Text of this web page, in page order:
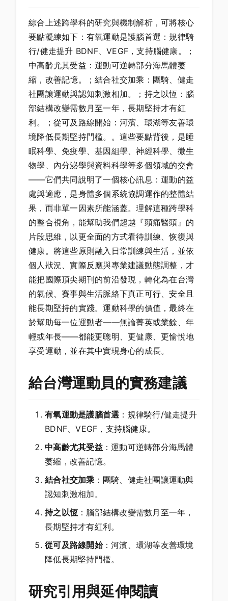
綜合上述跨學科的研究與機制解析，可將核心
要點凝練如下：有氧運動是護腦首選：規律騎
行/健走提升 BDNF、VEGF，支持腦健康。；
中高齡尤其受益：運動可逆轉部分海馬體萎
縮，改善記憶。；結合社交加乘：團騎、健走
社團讓運動與認知刺激相加。；持之以恆：腦
部結構改變需數月至一年，長期堅持才有紅
利。；從可及路線開始：河濱、環湖等友善環
境降低長期堅持門檻。。這些要點背後，是睡
眠科學、免疫學、基因組學、神經科學、微生
物學、內分泌學與資料科學等多個領域的交會
——它們共同說明了一個核心訊息：運動的益
處與適應，是身體多個系統協調運作的整體結
果，而非單一因素所能涵蓋。理解這種跨學科
的整合視角，能幫助我們超越『頭痛醫頭』的
片段思維，以更全面的方式看待訓練、恢復與
健康。將這些原則融入日常訓練與生活，並依
個人狀況、實際反應與專業建議動態調整，才
能把國際頂尖期刊的前沿發現，轉化為在台灣
的氣候、賽事與生活脈絡下真正可行、安全且
能長期堅持的實踐。運動科學的價值，最終在
於幫助每一位運動者——無論菁英或業餘、年
輕或年長——都能更聰明、更健康、更愉悅地
享受運動，並在其中實現身心的成長。
給台灣運動員的實務建議
有氧運動是護腦首選 ：規律騎行/健走提升
BDNF、VEGF，支持腦健康。
中高齡尤其受益：運動可逆轉部分海馬體
萎縮，改善記憶。
結合社交加乘 ：團騎、健走社團讓運動與
認知刺激相加。
持之以恆 ：腦部結構改變需數月至一年，
長期堅持才有紅利。
從可及路線開始：河濱、環湖等友善環境
降低長期堅持門檻。
研究引用與延伸閱讀